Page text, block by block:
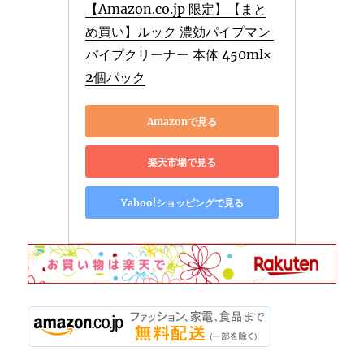
【Amazon.co.jp 限定】【まと
め買い】ルック 濃効パイプマン
パイプクリーナー 本体 450ml×
2個パック
Amazonで見る
楽天市場で見る
Yahoo!ショッピングで見る